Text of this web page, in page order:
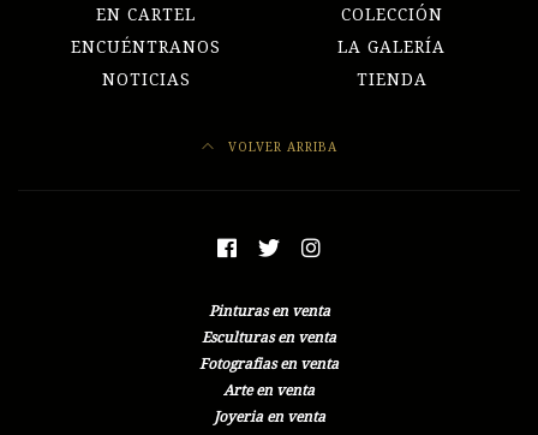
EN CARTEL
COLECCIÓN
ENCUÉNTRANOS
LA GALERÍA
NOTICIAS
TIENDA
VOLVER ARRIBA
Pinturas en venta
Esculturas en venta
Fotografias en venta
Arte en venta
Joyeria en venta